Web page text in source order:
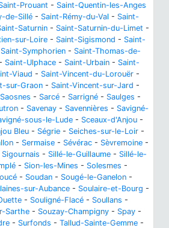
Prouant - Saint-Quentin-les-Anges
de-Sillé - Saint-Rémy-du-Val - Saint-
Saturnin - Saint-Saturnin-du-Limet -
sur-Loire - Saint-Sigismond - Saint-
Saint-Symphorien - Saint-Thomas-de-
- Saint-Ulphace - Saint-Urbain - Saint-
Viaud - Saint-Vincent-du-Lorouër -
sur-Graon - Saint-Vincent-sur-Jard -
Saosnes - Sarcé - Sarrigné - Saulges -
- Savenay - Savennières - Savigné-
sous-le-Lude - Sceaux-d'Anjou -
Bleu - Ségrie - Seiches-sur-le-Loir -
- Sermaise - Sévérac - Sèvremoine -
Sigournais - Sillé-le-Guillaume - Sillé-le-
- Sion-les-Mines - Solesmes -
- Soudan - Sougé-le-Ganelon -
sur-Aubance - Soulaire-et-Bourg -
- Souligné-Flacé - Soullans -
Sarthe - Souzay-Champigny - Spay -
- Surfonds - Tallud-Sainte-Gemme -